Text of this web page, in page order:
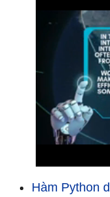
Hàm Python